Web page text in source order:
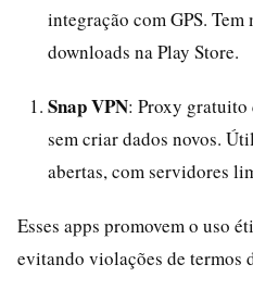
integração com GPS.
downloads na Play Store.
Snap VPN: Proxy
sem criar dados novos.
abertas, com servidores
Esses apps promovem o uso
evitando violações de termos